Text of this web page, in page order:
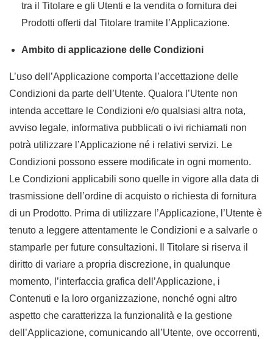
tra il Titolare e gli Utenti e la vendita o fornitura dei
Prodotti offerti dal Titolare tramite l’Applicazione.
Ambito di applicazione delle Condizioni
L’uso dell’Applicazione comporta l’accettazione delle
Condizioni da parte dell’Utente. Qualora l’Utente non
intenda accettare le Condizioni e/o qualsiasi altra nota,
avviso legale, informativa pubblicati o ivi richiamati non
potrà utilizzare l’Applicazione né i relativi servizi. Le
Condizioni possono essere modificate in ogni momento.
Le Condizioni applicabili sono quelle in vigore alla data di
trasmissione dell’ordine di acquisto o richiesta di fornitura
di un Prodotto. Prima di utilizzare l’Applicazione, l’Utente è
tenuto a leggere attentamente le Condizioni e a salvarle o
stamparle per future consultazioni. Il Titolare si riserva il
diritto di variare a propria discrezione, in qualunque
momento, l’interfaccia grafica dell’Applicazione, i
Contenuti e la loro organizzazione, nonché ogni altro
aspetto che caratterizza la funzionalità e la gestione
dell’Applicazione, comunicando all’Utente, ove occorrenti,